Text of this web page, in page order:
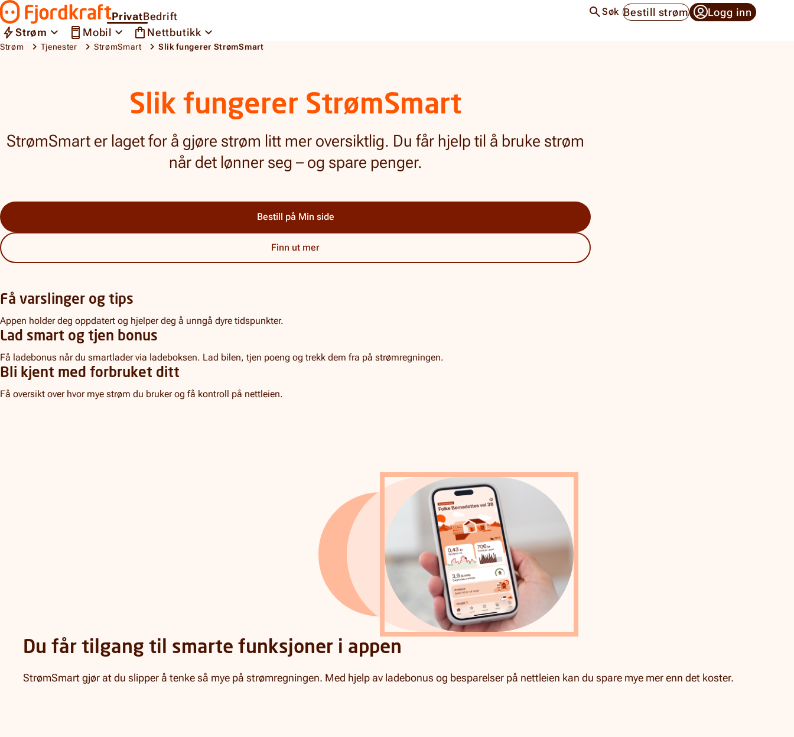
Hopp til innhold
Gå til forsiden
PrivatBedrift Søk Bestill strøm
Logg inn
Strøm
Mobil Nettbutikk
Strøm Tjenester StrømSmart Slik fungerer StrømSmart
Slik fungerer StrømSmart
StrømSmart er laget for å gjøre strøm litt mer oversiktlig. Du får hjelp til å bruke strøm
når det lønner seg – og spare penger.
Bestill på Min side
Finn ut mer
Få varslinger og tips
Appen holder deg oppdatert og hjelper deg å unngå dyre tidspunkter.
Lad smart og tjen bonus
Få ladebonus når du smartlader via ladeboksen. Lad bilen, tjen poeng og trekk dem fra på strømregningen.
Bli kjent med forbruket ditt
Få oversikt over hvor mye strøm du bruker og få kontroll på nettleien.
Du får tilgang til smarte funksjoner i appen
StrømSmart gjør at du slipper å tenke så mye på strømregningen. Med hjelp av ladebonus og besparelser på nettleien kan du spare mye mer enn det koster.